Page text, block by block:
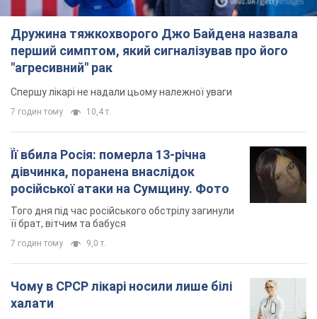
Дружина тяжкохворого Джо Байдена назвала
перший симптом, який сигналізував про його
"агресивний" рак
Спершу лікарі не надали цьому належної уваги
7 годин тому 10,4 т.
Її вбила Росія: померла 13-річна
дівчинка, поранена внаслідок
російської атаки на Сумщину. Фото
Того дня під час російського обстрілу загинули
її брат, вітчим та бабуся
7 годин тому 9,0 т.
Чому в СРСР лікарі носили лише білі
халати